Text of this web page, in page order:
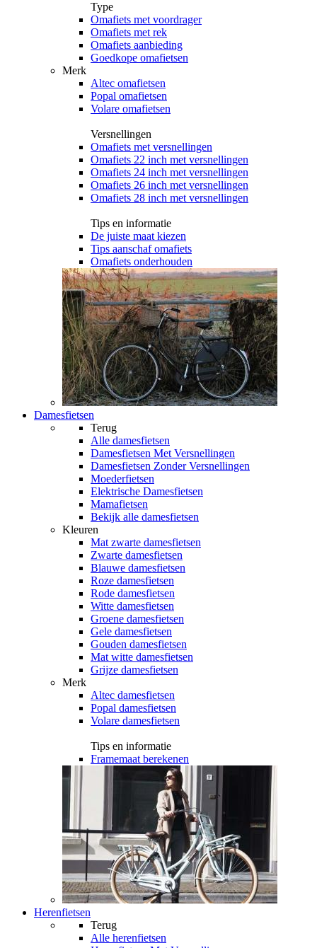
Type
Omafiets met voordrager
Omafiets met rek
Omafiets aanbieding
Goedkope omafietsen
Merk
Altec omafietsen
Popal omafietsen
Volare omafietsen
Versnellingen
Omafiets met versnellingen
Omafiets 22 inch met versnellingen
Omafiets 24 inch met versnellingen
Omafiets 26 inch met versnellingen
Omafiets 28 inch met versnellingen
Tips en informatie
De juiste maat kiezen
Tips aanschaf omafiets
Omafiets onderhouden
Damesfietsen
Terug
Alle damesfietsen
Damesfietsen Met Versnellingen
Damesfietsen Zonder Versnellingen
Moederfietsen
Elektrische Damesfietsen
Mamafietsen
Bekijk alle damesfietsen
Kleuren
Mat zwarte damesfietsen
Zwarte damesfietsen
Blauwe damesfietsen
Roze damesfietsen
Rode damesfietsen
Witte damesfietsen
Groene damesfietsen
Gele damesfietsen
Gouden damesfietsen
Mat witte damesfietsen
Grijze damesfietsen
Merk
Altec damesfietsen
Popal damesfietsen
Volare damesfietsen
Tips en informatie
Framemaat berekenen
Herenfietsen
Terug
Alle herenfietsen